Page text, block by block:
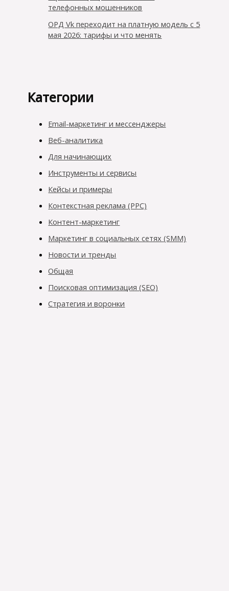
телефонных мошенников
ОРД Vk переходит на платную модель с 5
мая 2026: тарифы и что менять
Категории
Email-маркетинг и мессенджеры
Веб-аналитика
Для начинающих
Инструменты и сервисы
Кейсы и примеры
Контекстная реклама (PPC)
Контент-маркетинг
Маркетинг в социальных сетях (SMM)
Новости и тренды
Общая
Поисковая оптимизация (SEO)
Стратегия и воронки